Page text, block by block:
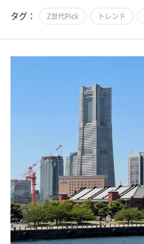
タグ： Z世代Pick トレンド